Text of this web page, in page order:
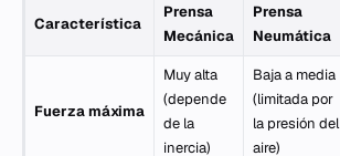
Característica
Prensa
Mecánica
Prensa
Neumática
Fuerza máxima
Muy alta
(depende
de la
inercia)
Baja a media
(limitada por
la presión del
aire)